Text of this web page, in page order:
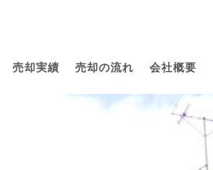
売却実績 売却の流れ 会社概要